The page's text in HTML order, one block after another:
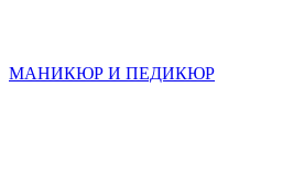
МАНИКЮР И ПЕДИКЮР